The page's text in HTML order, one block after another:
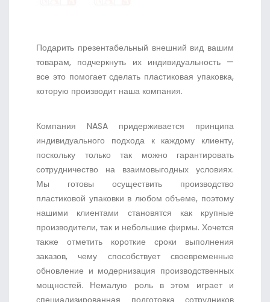
Подарить презентабельный внешний вид вашим
товарам, подчеркнуть их индивидуальность —
все это помогает сделать пластиковая упаковка,
которую производит наша компания.
Компания NASA придерживается принципа
индивидуального подхода к каждому клиенту,
поскольку только так можно гарантировать
сотрудничество на взаимовыгодных условиях.
Мы готовы осуществить производство
пластиковой упаковки в любом объеме, поэтому
нашими клиентами становятся как крупные
производители, так и небольшие фирмы. Хочется
также отметить короткие сроки выполнения
заказов, чему способствует своевременные
обновление и модернизация производственных
мощностей. Немалую роль в этом играет и
специализированная подготовка сотрудников